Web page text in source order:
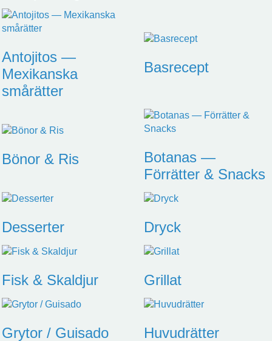
Antojitos —
Mexikanska
smårätter
Basrecept
Bönor & Ris
Botanas —
Förrätter & Snacks
Desserter Dryck
Fisk & Skaldjur Grillat
Grytor / Guisado Huvudrätter